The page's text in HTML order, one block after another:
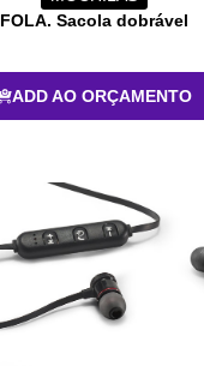
FOLA. Sacola dobrável
ADD AO ORÇAMENTO